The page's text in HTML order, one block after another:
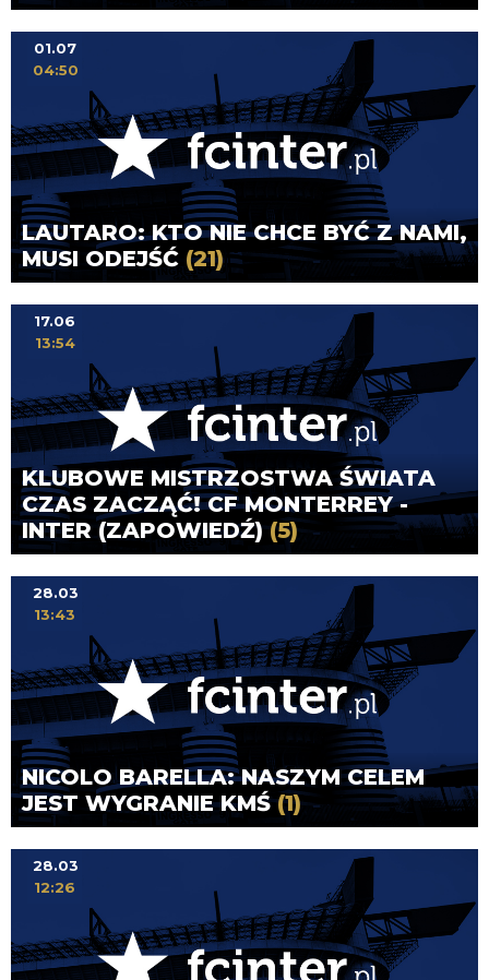
LAUTARO: KTO NIE CHCE BYĆ Z NAMI,
MUSI ODEJŚĆ (21)
01.07
04:50
KLUBOWE MISTRZOSTWA ŚWIATA
CZAS ZACZĄĆ! CF MONTERREY -
INTER (ZAPOWIEDŹ) (5)
17.06
13:54
NICOLO BARELLA: NASZYM CELEM
JEST WYGRANIE KMŚ(1)
28.03
13:43
28.03
12:26